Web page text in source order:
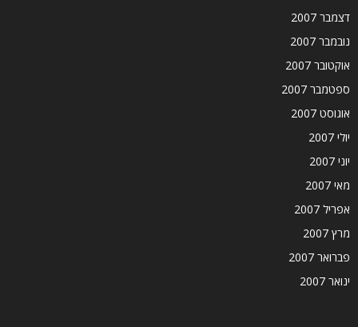
דצמבר 2007
נובמבר 2007
אוקטובר 2007
ספטמבר 2007
אוגוסט 2007
יולי 2007
יוני 2007
מאי 2007
אפריל 2007
מרץ 2007
פברואר 2007
ינואר 2007